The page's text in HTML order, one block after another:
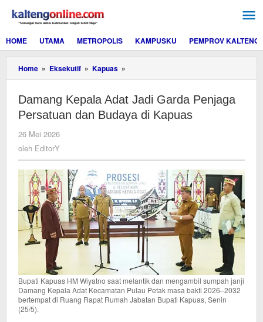
konten
HOME
UTAMA METROPOLIS KAMPUSKU PEMPROV KALTENG
Home » Eksekutif » Kapuas »
Kepala
Jadi
Garda
Penjaga
di
Kapuas
Damang Kepala Adat Jadi Garda Penjaga
Persatuan dan Budaya di Kapuas
26 Mei 2026
oleh EditorY
Bupati Kapuas HM Wiyatno saat melantik dan mengambil sumpah janji
Damang Kepala Adat Kecamatan Pulau Petak masa bakti 2026–2032
bertempat di Ruang Rapat Rumah Jabatan Bupati Kapuas, Senin
(25/5).